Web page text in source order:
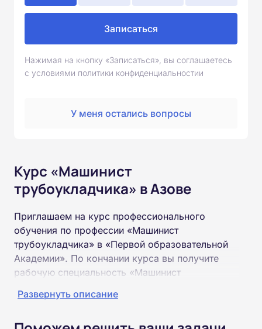
Записаться
Нажимая на кнопку «Записаться», вы соглашаетесь
с условиями политики конфиденциальностии
У меня остались вопросы
Курс «Машинист
трубоукладчика» в Азове
Приглашаем на курс профессионального
обучения по профессии «Машинист
трубоукладчика» в «Первой образовательной
Академии». По кончании курса вы получите
рабочую специальность «Машинист
Развернуть описание